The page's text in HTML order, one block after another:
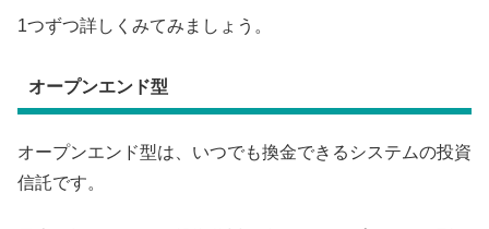
1つずつ詳しくみてみましょう。
オープンエンド型
オープンエンド型は、いつでも換金できるシステムの投資
信託です。